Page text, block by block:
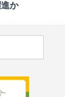
か